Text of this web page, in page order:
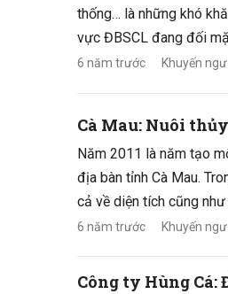
thống… là những khó
vực ĐBSCL đang đối
6 năm trước Khuyến
Cà Mau: Nuôi
Năm 2011 là năm tạo
địa bàn tỉnh Cà Mau.
cả về diện tích cũng
6 năm trước Khuyến
Công ty Hùng